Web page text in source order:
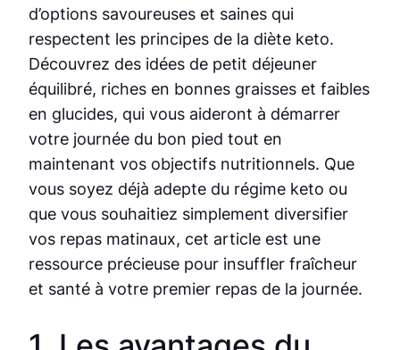
d’options savoureuses et saines qui
respectent les principes de la diète keto.
Découvrez des idées de petit déjeuner
équilibré, riches en bonnes graisses et faibles
en glucides, qui vous aideront à démarrer
votre journée du bon pied tout en
maintenant vos objectifs nutritionnels. Que
vous soyez déjà adepte du régime keto ou
que vous souhaitiez simplement diversifier
vos repas matinaux, cet article est une
ressource précieuse pour insuffler fraîcheur
et santé à votre premier repas de la journée.